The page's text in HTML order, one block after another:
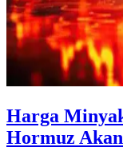
Harga
Hormuz